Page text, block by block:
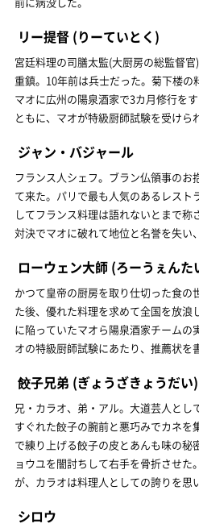
リー提督 (りーていとく)
宮廷料理の司膳太監(大厨房の総監督
重鎮。10年前は兵士だった。菊下楼
マオに広州の陽泉酒家で3カ月修行を
ともに、マオが特級厨師試験を受けら
ジャン・バジャール
フランス人シェフ。ブラン仏領事のお
て来た。パリで最も人気のあるレスト
してフランス料理は語れないとまで
対決でマオに破れて地位と名誉を失い
ローウェン大師 (ろーうぇんた
かつて皇帝の厨房を取り仕切った食の
た後、優れた料理を求めて全国を放浪
に陥っていたマオら陽泉酒家チームの
オの特級厨師試験にあたり、推薦状を
餃子兄弟 (ぎょうざきょうだい)
兄・カラオ、弟・アル。大道芸人とし
すぐれた餃子の腕前と悪巧みでカネを
で練り上げる餃子の皮とあんも味の秘
ョウユを闇討ちして右手を骨折させ
が、カラオは料理人としての誇りを思
シロウ